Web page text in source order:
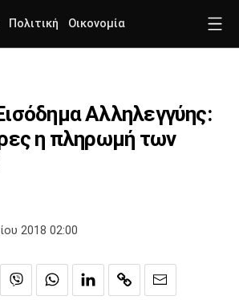
Πολιτική Οικονομία
Αλληλεγγύης:
η πληρωμή των
2018 02:00